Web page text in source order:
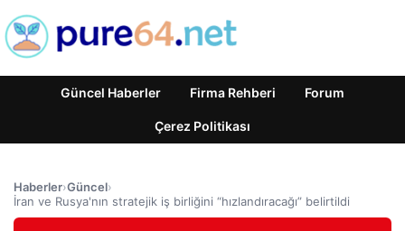
Güncel Haberler Firma Rehberi Forum
Çerez Politikası
Haberler›Güncel›
İran ve Rusya'nın stratejik iş birliğini “hızlandıracağı” belirtildi